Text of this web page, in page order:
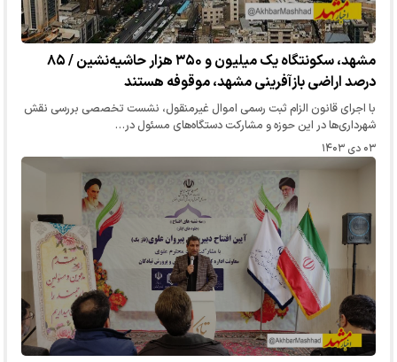
مشهد، سکونتگاه یک میلیون و ۳۵۰ هزار حاشیه‌نشین / ۸۵
درصد اراضی بازآفرینی مشهد، موقوفه هستند
با اجرای قانون الزام ثبت رسمی اموال غیرمنقول، نشست تخصصی بررسی نقش
شهرداری‌ها در این حوزه و مشارکت دستگاه‌های مسئول در…
۰۳ دی ۱۴۰۳